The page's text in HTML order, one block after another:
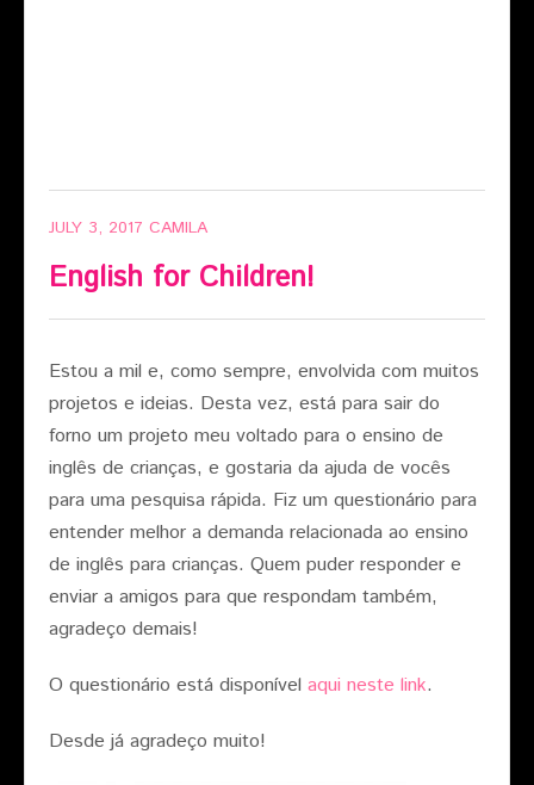
JULY 3, 2017 CAMILA
English for Children!
Estou a mil e, como sempre, envolvida com muitos
projetos e ideias. Desta vez, está para sair do
forno um projeto meu voltado para o ensino de
inglês de crianças, e gostaria da ajuda de vocês
para uma pesquisa rápida. Fiz um questionário para
entender melhor a demanda relacionada ao ensino
de inglês para crianças. Quem puder responder e
enviar a amigos para que respondam também,
agradeço demais!
O questionário está disponível aqui neste link.
Desde já agradeço muito!